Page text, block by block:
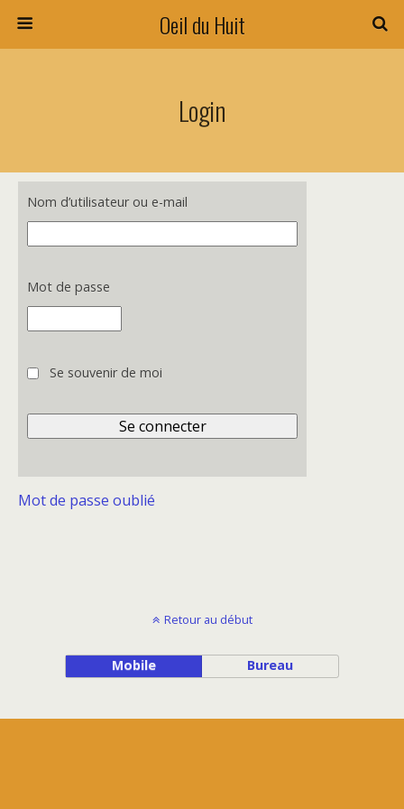
Oeil du Huit
Login
Nom d’utilisateur ou e-mail
Mot de passe
Se souvenir de moi
Mot de passe oublié
Retour au début
Mobile Bureau